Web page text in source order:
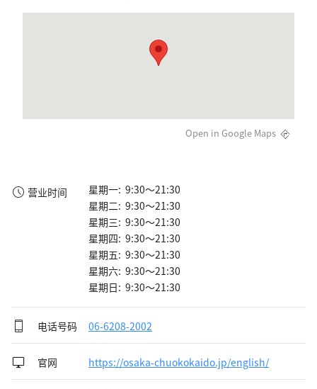
Open in Google Maps
营业时间
星期一: 9:30～21:30
星期二: 9:30～21:30
星期三: 9:30～21:30
星期四: 9:30～21:30
星期五: 9:30～21:30
星期六: 9:30～21:30
星期日: 9:30～21:30
电话号码 06-6208-2002
官网 https://osaka-chuokokaido.jp/english/